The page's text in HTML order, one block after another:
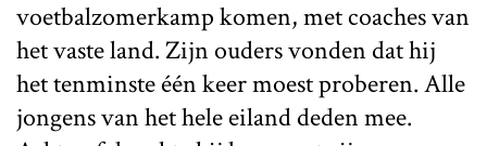
voetbalzomerkamp komen, met coaches van
het vaste land. Zijn ouders vonden dat hij
het tenminste één keer moest proberen. Alle
jongens van het hele eiland deden mee.